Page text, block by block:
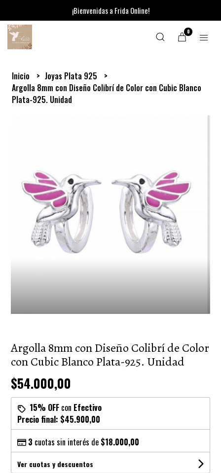
¡Bienvenidas a Frida Online!
0
Inicio
Joyas Plata 925
Argolla 8mm con Diseño Colibrí de Color con Cubic Blanco
Plata-925. Unidad
Argolla 8mm con Diseño Colibrí de Color
con Cubic Blanco Plata-925. Unidad
$54.000,00
15% OFF con Efectivo
Precio final: $45.900,00
3 cuotas sin interés de $18.000,00
Ver cuotas y descuentos